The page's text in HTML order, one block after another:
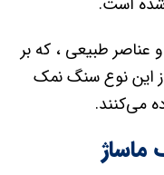
معدنی و عناصر طبیعی ، که بر
این نوع سنگ نمک
می‌کنند.
ماساژ